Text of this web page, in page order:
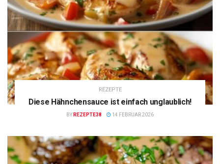
REZEPTE
Diese Hähnchensauce ist einfach unglaublich!
BY REZEPTE38 14 FEBRUAR 2026